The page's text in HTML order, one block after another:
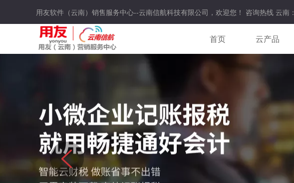
用友软件（云南）销售服务中心--云南信航科技有限公司，欢迎您！ 咨询热线 云南：
首页 云产品